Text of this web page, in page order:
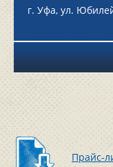
г. Уфа, ул.
Прайс-